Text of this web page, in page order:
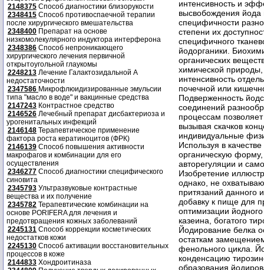
2148375 Способ диагностики близорукости
2348415 Способ противоспаечной терапии
после хирургического вмешательства
2348400 Препарат на основе
низкомолекулярного индуктора интерферона
2348386 Способ непроникающего
хирургического лечения первичной
открытоугольной глаукомы
2248213 Лечение Галактозидальной А
недостаточности
2347586 Микрофлюидизированные эмульсии
типа "масло в воде" и вакцинные средства
2147243 Контрастное средство
2146526 Лечебный препарат дисбактериоза и
урогенитальных инфекций
2146148 Терапевтическое применение
фактора роста кератиноцитов (ФРК)
2146139 Способ повышения активности
макрофагов и комбинации для его
осуществления
2346277 Способ диагностики специфического
синовита
2345793 Ультразвуковые контрастные
вещества и их получение
2345782 Терапевтические комбинации на
основе PORIFERA для лечения и
предотвращения кожных заболеваний
2245131 Способ коррекции косметических
недостатков кожи
2245130 Способ активации восстановительных
процессов в коже
2144833 Хондроитиназа